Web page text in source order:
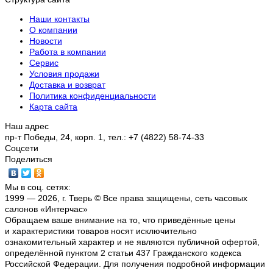
Наши контакты
О компании
Новости
Работа в компании
Сервис
Условия продажи
Доставка и возврат
Политика конфиденциальности
Карта сайта
Наш адрес
пр-т Победы, 24, корп. 1, тел.: +7 (4822) 58-74-33
Соцсети
Поделиться
Мы в соц. сетях:
1999 — 2026, г. Тверь © Все права защищены, сеть часовых
салонов «Интерчас»
Обращаем ваше внимание на то, что приведённые цены
и характеристики товаров носят исключительно
ознакомительный характер и не являются публичной офертой,
определённой пунктом 2 статьи 437 Гражданского кодекса
Российской Федерации. Для получения подробной информации